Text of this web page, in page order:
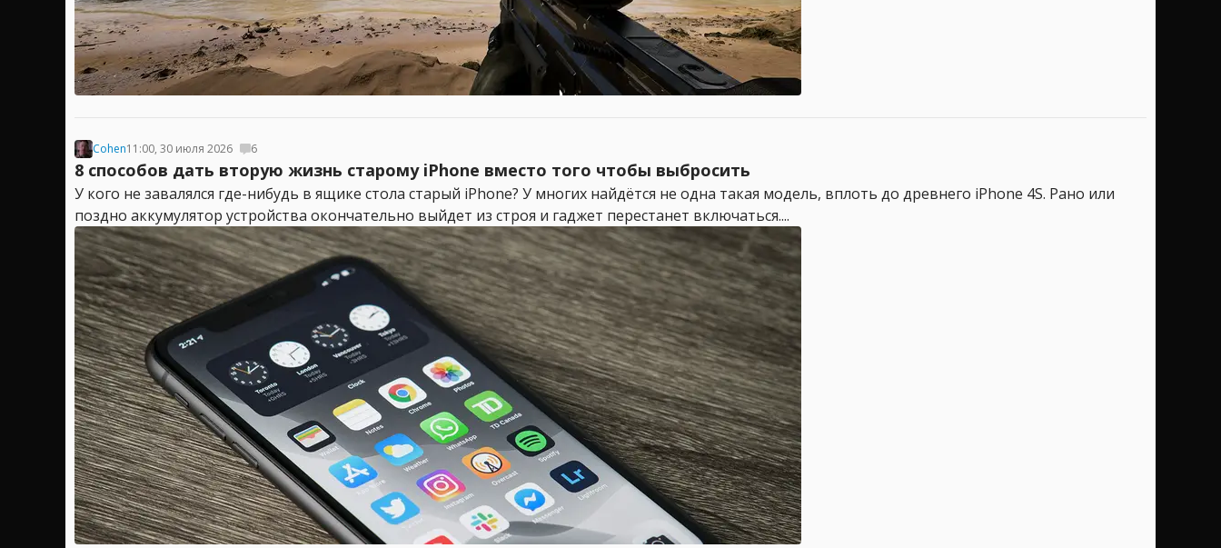
Cohen11:00, 30 июля 2026 6
8 способов дать вторую жизнь старому iPhone вместо того чтобы выбросить
У кого не завалялся где-нибудь в ящике стола старый iPhone? У многих найдётся не одна такая модель, вплоть до древнего iPhone 4S. Рано или
поздно аккумулятор устройства окончательно выйдет из строя и гаджет перестанет включаться....